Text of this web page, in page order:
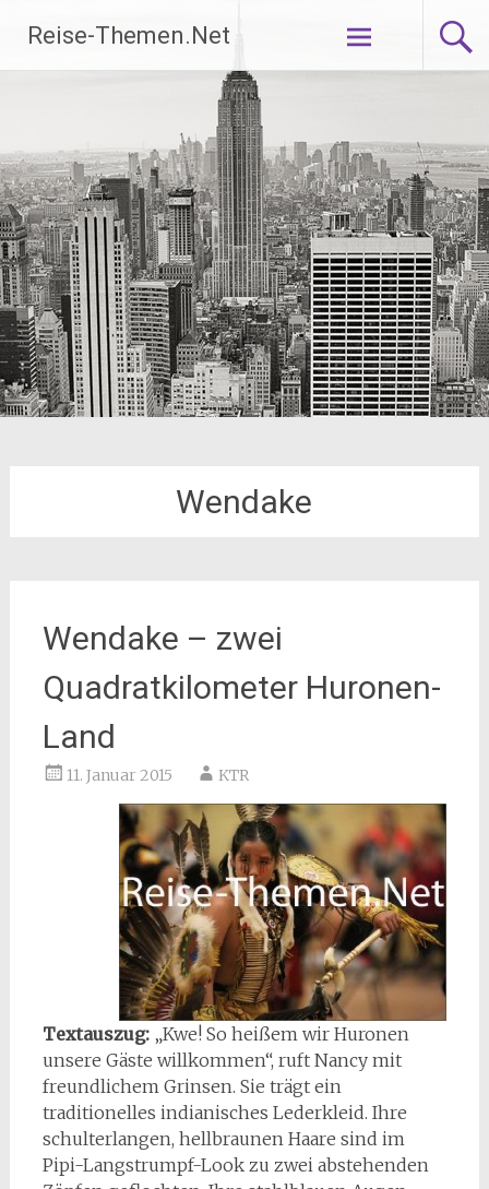
Inhalt
springen
Reise-Themen.Net
Wendake
Wendake – zwei
Quadratkilometer Huronen-
Land
11. Januar 2015 KTR
Textauszug: „Kwe! So heißem wir Huronen
unsere Gäste willkommen“, ruft Nancy mit
freundlichem Grinsen. Sie trägt ein
traditionelles indianisches Lederkleid. Ihre
schulterlangen, hellbraunen Haare sind im
Pipi-Langstrumpf-Look zu zwei abstehenden